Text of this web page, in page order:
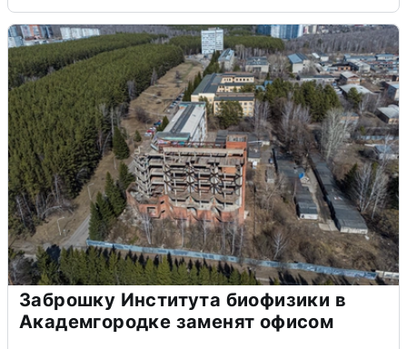
Заброшку Института биофизики в
Академгородке заменят офисом